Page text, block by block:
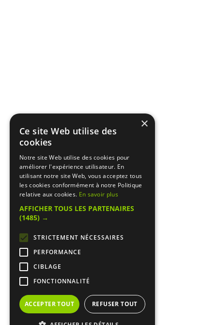
×
Ce site Web utilise des
cookies
Notre site Web utilise des cookies pour
améliorer l'expérience utilisateur. En
utilisant notre site Web, vous acceptez tous
les cookies conformément à notre Politique
relative aux cookies. En savoir plus
AFFICHER TOUS LES PARTENAIRES
(1485) →
STRICTEMENT NÉCESSAIRES
PERFORMANCE
CIBLAGE
FONCTIONNALITÉ
ACCEPTER TOUT REFUSER TOUT